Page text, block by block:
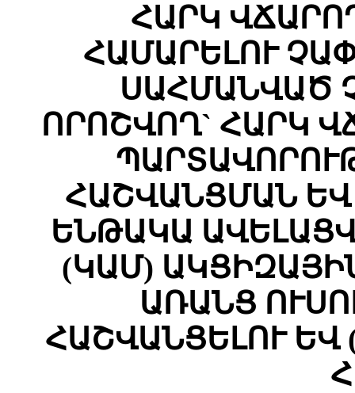
ՀԱՐԿ
ՀԱՄԱՐԵԼՈՒ
ՍԱՀՄԱՆՎԱԾ
ՈՐՈՇՎՈՂ` ՀԱՐԿ
ՀԱՇՎԱՆՑՄԱՆ
ԵՆԹԱԿԱ
(ԿԱՄ)
ԱՌԱՆՑ
ՀԱՇՎԱՆՑԵԼՈՒ ԵՎ